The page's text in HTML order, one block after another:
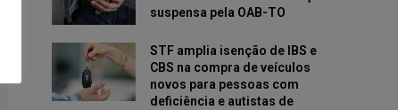
suspensa pela OAB-TO
STF amplia isenção de IBS e
CBS na compra de veículos
novos para pessoas com
deficiência e autistas de